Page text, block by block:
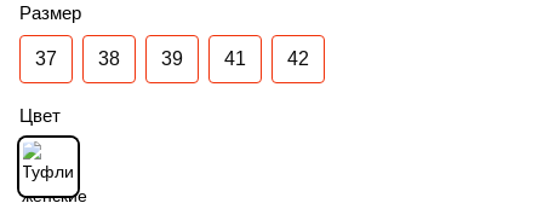
Размер
37 38 39 41 42
Цвет